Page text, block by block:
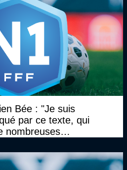
Bée : "Je suis
par ce texte, qui
nombreuses